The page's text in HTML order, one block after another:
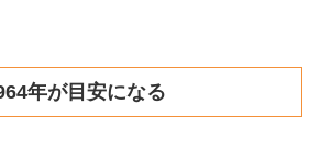
年が目安になる